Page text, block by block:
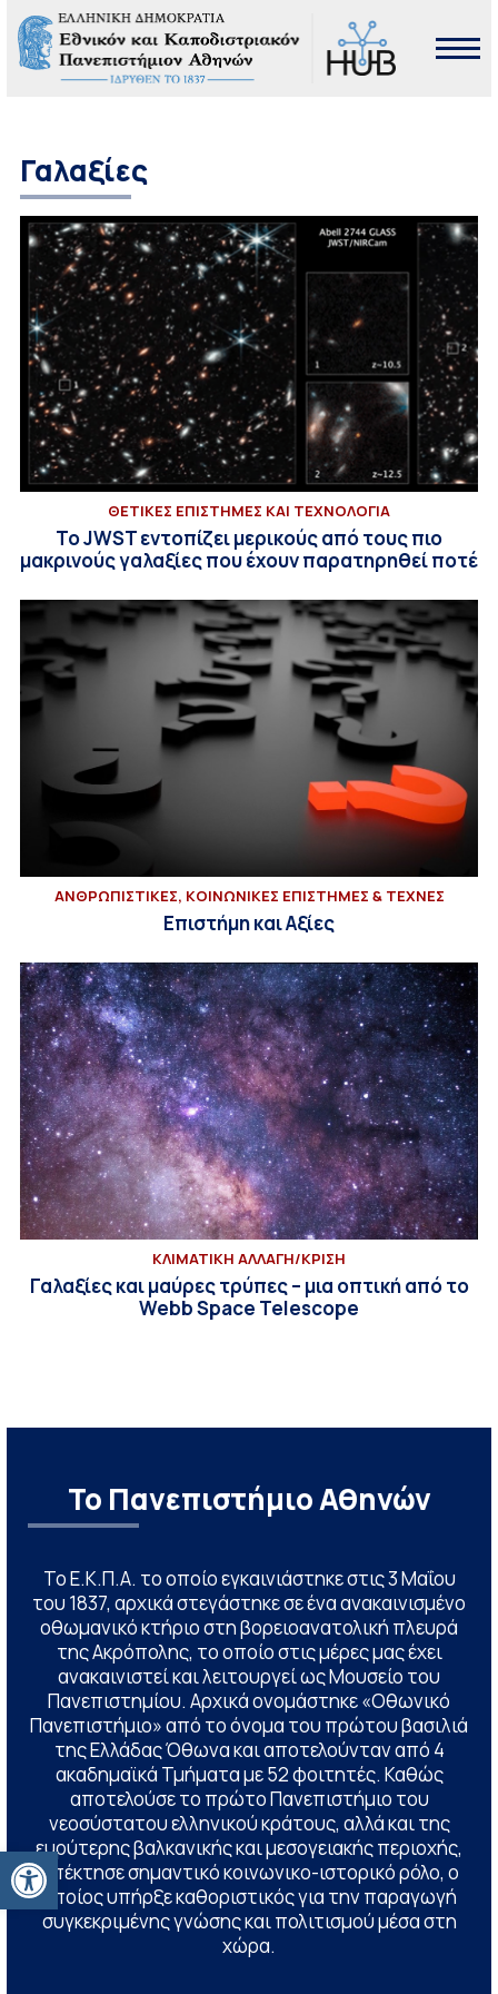
Ανοίξτε τη γραμμή εργαλείων
Γαλαξίες
ΘΕΤΙΚΕΣ ΕΠΙΣΤΗΜΕΣ ΚΑΙ ΤΕΧΝΟΛΟΓΙΑ
Το JWST εντοπίζει μερικούς από τους πιο
μακρινούς γαλαξίες που έχουν παρατηρηθεί ποτέ
ΑΝΘΡΩΠΙΣΤΙΚΕΣ, ΚΟΙΝΩΝΙΚΕΣ ΕΠΙΣΤΗΜΕΣ & ΤΕΧΝΕΣ
Eπιστήμη και Αξίες
ΚΛΙΜΑΤΙΚΗ ΑΛΛΑΓΗ/ΚΡΙΣΗ
Γαλαξίες και μαύρες τρύπες – μια οπτική από το
Webb Space Telescope
Το Πανεπιστήμιο Αθηνών
Το Ε.Κ.Π.Α. το οποίο εγκαινιάστηκε στις 3 Μαΐου
του 1837, αρχικά στεγάστηκε σε ένα ανακαινισμένο
οθωμανικό κτήριο στη βορειοανατολική πλευρά
της Ακρόπολης, το οποίο στις μέρες μας έχει
ανακαινιστεί και λειτουργεί ως Μουσείο του
Πανεπιστημίου. Αρχικά ονομάστηκε «Οθωνικό
Πανεπιστήμιο» από το όνομα του πρώτου βασιλιά
της Ελλάδας Όθωνα και αποτελούνταν από 4
ακαδημαϊκά Τμήματα με 52 φοιτητές. Καθώς
αποτελούσε το πρώτο Πανεπιστήμιο του
νεοσύστατου ελληνικού κράτους, αλλά και της
ευρύτερης βαλκανικής και μεσογειακής περιοχής,
απέκτησε σημαντικό κοινωνικο-ιστορικό ρόλο, ο
οποίος υπήρξε καθοριστικός για την παραγωγή
συγκεκριμένης γνώσης και πολιτισμού μέσα στη
χώρα.